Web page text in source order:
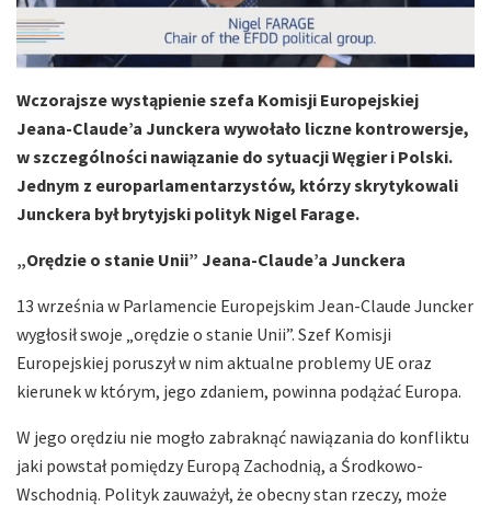
Wczorajsze wystąpienie szefa Komisji Europejskiej
Jeana-Claude’a Junckera wywołało liczne kontrowersje,
w szczególności nawiązanie do sytuacji Węgier i Polski.
Jednym z europarlamentarzystów, którzy skrytykowali
Junckera był brytyjski polityk Nigel Farage.
„Orędzie o stanie Unii” Jeana-Claude’a Junckera
13 września w Parlamencie Europejskim Jean-Claude Juncker
wygłosił swoje „orędzie o stanie Unii”. Szef Komisji
Europejskiej poruszył w nim aktualne problemy UE oraz
kierunek w którym, jego zdaniem, powinna podążać Europa.
W jego orędziu nie mogło zabraknąć nawiązania do konfliktu
jaki powstał pomiędzy Europą Zachodnią, a Środkowo-
Wschodnią. Polityk zauważył, że obecny stan rzeczy, może